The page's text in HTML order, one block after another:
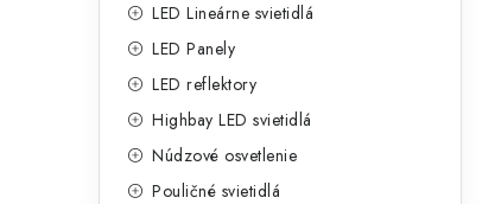
LED Lineárne svietidlá
LED Panely
LED reflektory
Highbay LED svietidlá
Núdzové osvetlenie
Pouličné svietidlá